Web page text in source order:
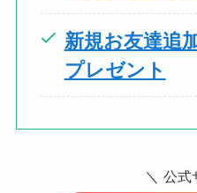
新規お友達追
プレゼント
＼ 公式